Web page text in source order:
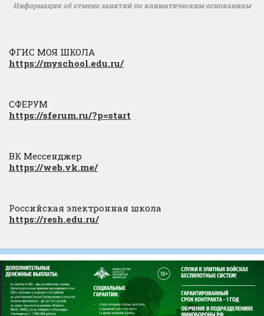
Информация об отмене занятий по климатическим основаниям
ФГИС МОЯ ШКОЛА
https://myschool.edu.ru/
СФЕРУМ
https://sferum.ru/?p=start
ВК Мессенджер
https://web.vk.me/
Российская электронная школа
https://resh.edu.ru/